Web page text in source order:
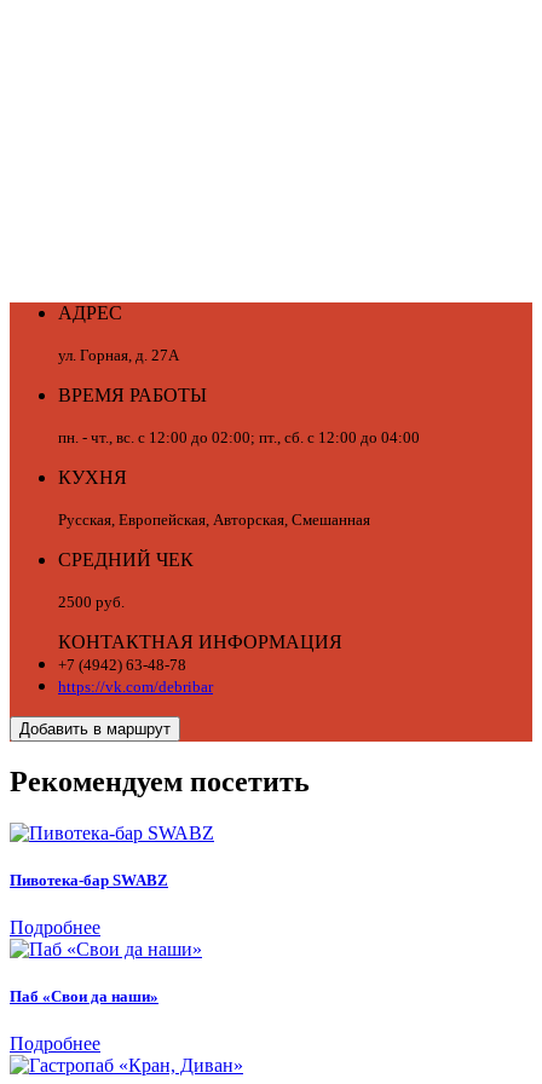
АДРЕС
ул. Горная, д. 27А
ВРЕМЯ РАБОТЫ
пн. - чт., вс. с 12:00 до 02:00; пт., сб. с 12:00 до 04:00
КУХНЯ
Русская, Европейская, Авторская, Смешанная
СРЕДНИЙ ЧЕК
2500 руб.
КОНТАКТНАЯ ИНФОРМАЦИЯ
+7 (4942) 63-48-78
https://vk.com/debribar
Добавить в маршрут
Рекомендуем посетить
Пивотека-бар SWABZ
Подробнее
Паб «Свои да наши»
Подробнее